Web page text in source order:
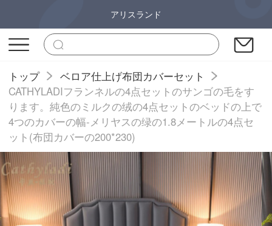
アリスランド
トップ
ベロア仕上げ布団カバーセット
CATHYLADIフランネルの4点セットのサンゴの毛をす
ります。純色のミルクの绒の4点セットのベッドの上で
4つのカバーの幅-メリヤスの绿の1.8メートルの4点セ
ット(布団カバーの200*230)